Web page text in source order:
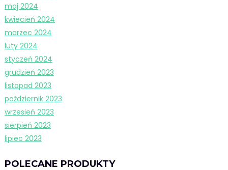
maj 2024
kwiecień 2024
marzec 2024
luty 2024
styczeń 2024
grudzień 2023
listopad 2023
październik 2023
wrzesień 2023
sierpień 2023
lipiec 2023
POLECANE PRODUKTY